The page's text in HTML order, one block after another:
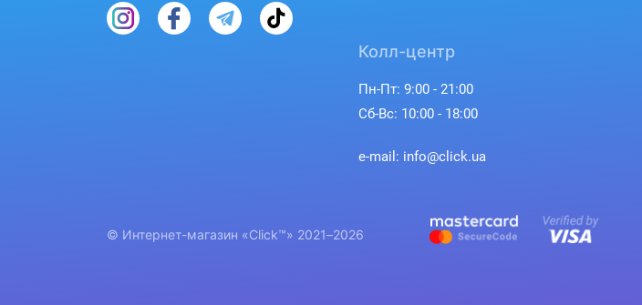
Колл-центр
Пн-Пт: 9:00 - 21:00
Сб-Вс: 10:00 - 18:00
e-mail: info@click.ua
© Интернет-магазин «Click™» 2021–2026